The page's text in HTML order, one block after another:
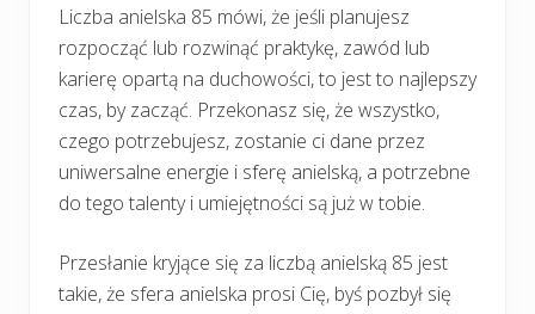
Liczba anielska 85 mówi, że jeśli planujesz
rozpocząć lub rozwinąć praktykę, zawód lub
karierę opartą na duchowości, to jest to najlepszy
czas, by zacząć. Przekonasz się, że wszystko,
czego potrzebujesz, zostanie ci dane przez
uniwersalne energie i sferę anielską, a potrzebne
do tego talenty i umiejętności są już w tobie.
Przesłanie kryjące się za liczbą anielską 85 jest
takie, że sfera anielska prosi Cię, byś pozbył się